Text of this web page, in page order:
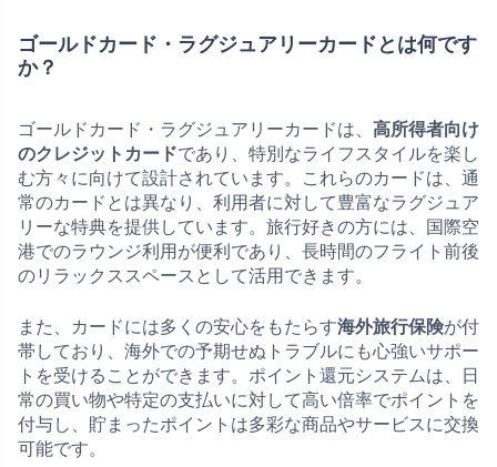
ゴールドカード・ラグジュアリーカードとは何です
か？
ゴールドカード・ラグジュアリーカードは、 高所得者向け
のクレジットカードであり、特別なライフスタイルを楽し
む方々に向けて設計されています。これらのカードは、通
常のカードとは異なり、利用者に対して豊富なラグジュア
リーな特典を提供しています。旅行好きの方には、国際空
港でのラウンジ利用が便利であり、長時間のフライト前後
のリラックススペースとして活用できます。
また、カードには多くの安心をもたらす海外旅行保険が付
帯しており、海外での予期せぬトラブルにも心強いサポー
トを受けることができます。ポイント還元システムは、日
常の買い物や特定の支払いに対して高い倍率でポイントを
付与し、貯まったポイントは多彩な商品やサービスに交換
可能です。